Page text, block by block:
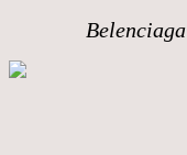
Belenciaga